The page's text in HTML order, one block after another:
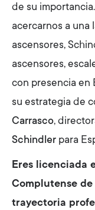
de su
acercarnos a una
ascensores,
ascensores,
con presencia en
su estrategia de
Carrasco,
Schindler para
Eres licenciada
Complutense
trayectoria